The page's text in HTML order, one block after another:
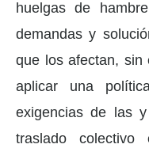
huelgas de
demandas y
que los afectan, sin
aplicar una
exigencias de las
traslado